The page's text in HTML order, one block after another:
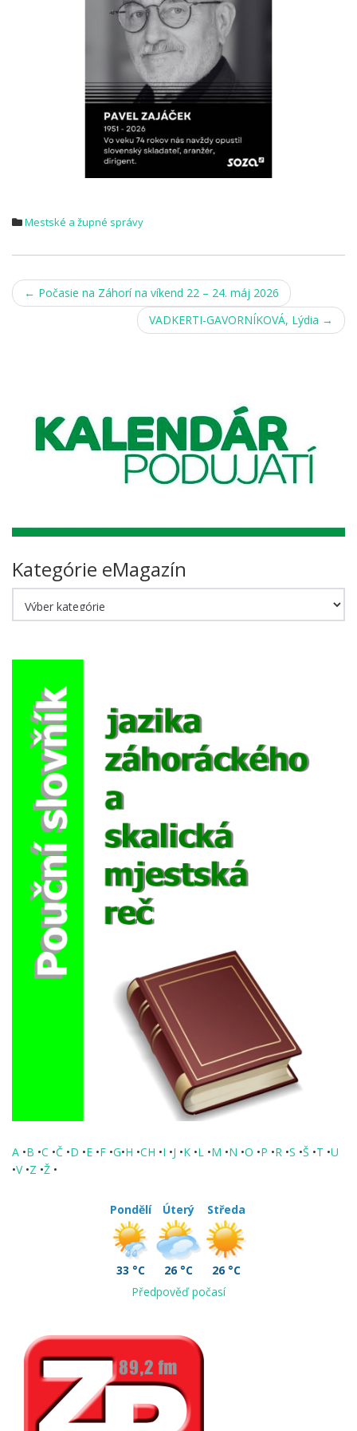
Mestské a župné správy
Post
navigation
← Počasie na Záhorí na víkend 22 – 24. máj 2026
VADKERTI-GAVORNÍKOVÁ, Lýdia →
Kategórie eMagazín
eMagazín
A •B •C •Č •D •E •F •G•H •CH •I •J •K •L •M •N •O •P •R •S •Š •T •U
•V •Z •Ž •
Pondělí
33 °C
Úterý
26 °C
Středa
26 °C
Předpověď počasí